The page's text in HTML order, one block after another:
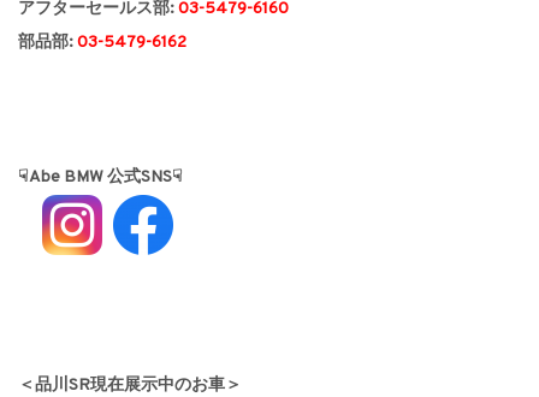
アフターセールス部:03-5479-6160
部品部:03-5479-6162
☟Abe BMW 公式SNS☟
＜品川SR現在展示中のお車＞